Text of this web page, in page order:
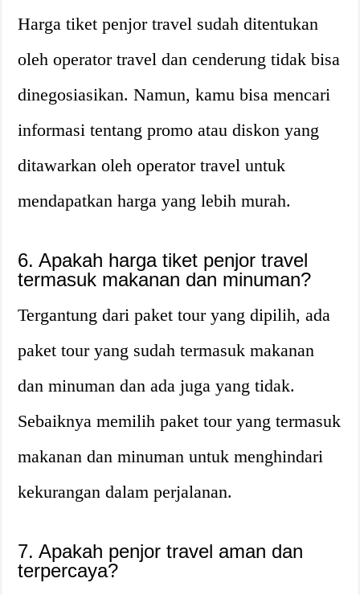
Harga tiket penjor travel sudah ditentukan
oleh operator travel dan cenderung tidak bisa
dinegosiasikan. Namun, kamu bisa mencari
informasi tentang promo atau diskon yang
ditawarkan oleh operator travel untuk
mendapatkan harga yang lebih murah.
6. Apakah harga tiket penjor travel
termasuk makanan dan minuman?
Tergantung dari paket tour yang dipilih, ada
paket tour yang sudah termasuk makanan
dan minuman dan ada juga yang tidak.
Sebaiknya memilih paket tour yang termasuk
makanan dan minuman untuk menghindari
kekurangan dalam perjalanan.
7. Apakah penjor travel aman dan
terpercaya?